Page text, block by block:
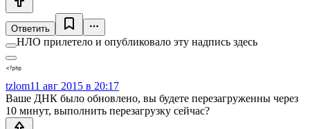
Ответить
НЛО прилетело и опубликовало эту надпись здесь
tzlom11 авг 2015 в 20:17
Ваше ДНК было обновлено, вы будете перезагруженны через
10 минут, выполнить перезагрузку сейчас?